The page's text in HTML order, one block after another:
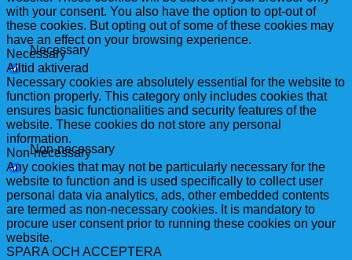
with your consent. You also have the option to opt-out of
these cookies. But opting out of some of these cookies may
have an effect on your browsing experience.
Necessary
Necessary
Alltid aktiverad
Necessary cookies are absolutely essential for the website to
function properly. This category only includes cookies that
ensures basic functionalities and security features of the
website. These cookies do not store any personal
information.
Non-necessary
Non-necessary
Any cookies that may not be particularly necessary for the
website to function and is used specifically to collect user
personal data via analytics, ads, other embedded contents
are termed as non-necessary cookies. It is mandatory to
procure user consent prior to running these cookies on your
website.
SPARA OCH ACCEPTERA